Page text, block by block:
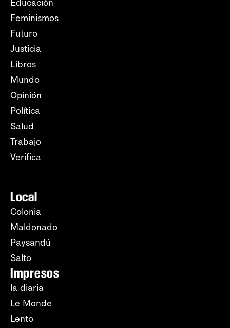
Educación
Feminismos
Futuro
Justicia
Libros
Mundo
Opinión
Política
Salud
Trabajo
Verifica
Local
Colonia
Maldonado
Paysandú
Salto
Impresos
la diaria
Le Monde
Lento